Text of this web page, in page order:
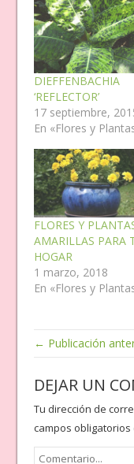
DIEFFENBACHIA
‘REFLECTOR’
17 septiembre,
En «Flores y
FLORES Y
AMARILLAS PARA
HOGAR
1 marzo, 2018
En «Flores y
← Publicación
DEJAR UN
Tu dirección de
campos